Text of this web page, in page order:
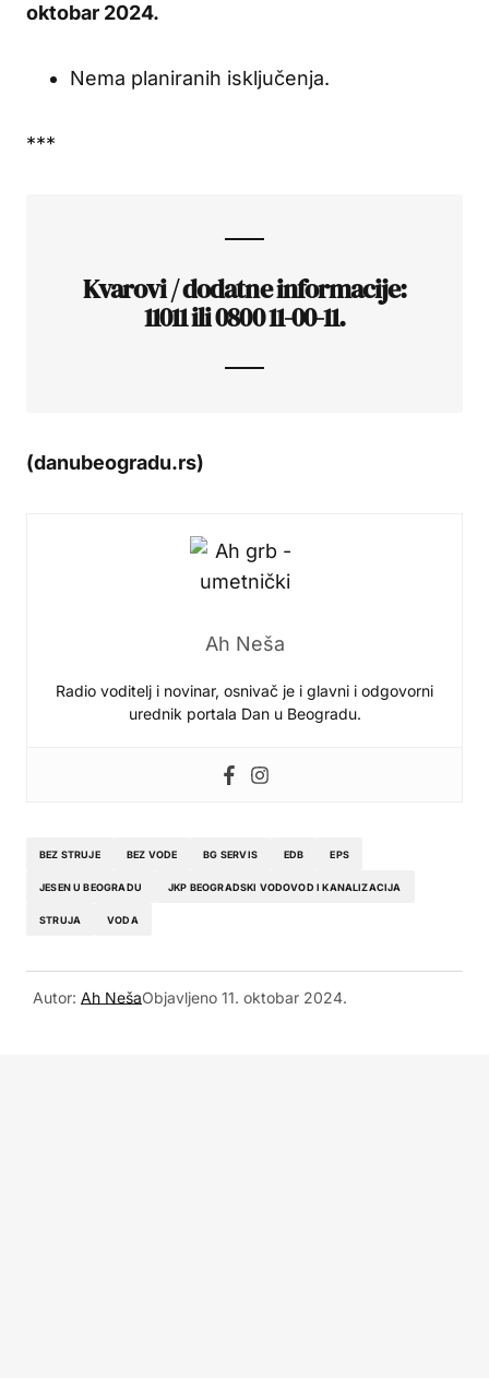
oktobar 2024.
Nema planiranih isključenja.
***
Kvarovi / dodatne informacije:
11011 ili 0800 11-00-11.
(danubeogradu.rs)
Ah Neša
Radio voditelj i novinar, osnivač je i glavni i odgovorni
urednik portala Dan u Beogradu.
BEZ STRUJE BEZ VODE BG SERVIS EDB EPS
JESEN U BEOGRADU JKP BEOGRADSKI VODOVOD I KANALIZACIJA
STRUJA VODA
Autor: Ah NešaObjavljeno 11. oktobar 2024.